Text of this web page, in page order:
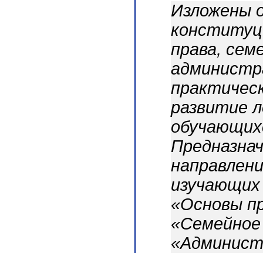
Изложены
права,
развитие
«Основы
«Семейное